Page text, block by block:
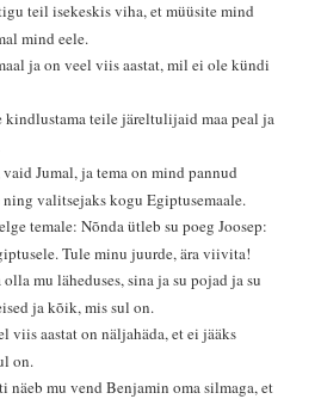
teil isekeskis viha, et müüsite mind
mind eele.
ja on veel viis aastat, mil ei ole kündi
kindlustama teile järeltulijaid maa peal ja
Jumal, ja tema on mind pannud
valitsejaks kogu Egiptusemaale.
temale: Nõnda ütleb su poeg Joosep:
Tule minu juurde, ära viivita!
mu läheduses, sina ja su pojad ja su
ja kõik, mis sul on.
viis aastat on näljahäda, et ei jääks
on.
näeb mu vend Benjamin oma silmaga, et